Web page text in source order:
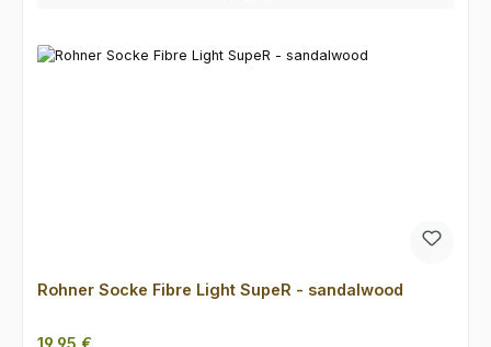
Rohner Socke Fibre Light SupeR - sandalwood
Regulärer Preis:
19,95 €